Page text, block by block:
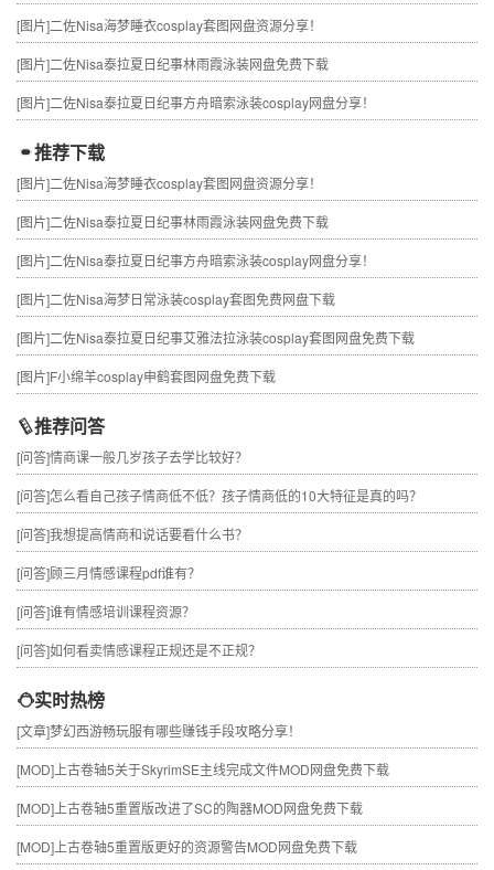
[图片]二佐Nisa海梦睡衣cosplay套图网盘资源分享！
[图片]二佐Nisa泰拉夏日纪事林雨霞泳装网盘免费下载
[图片]二佐Nisa泰拉夏日纪事方舟暗索泳装cosplay网盘分享！
推荐下载
[图片]二佐Nisa海梦睡衣cosplay套图网盘资源分享！
[图片]二佐Nisa泰拉夏日纪事林雨霞泳装网盘免费下载
[图片]二佐Nisa泰拉夏日纪事方舟暗索泳装cosplay网盘分享！
[图片]二佐Nisa海梦日常泳装cosplay套图免费网盘下载
[图片]二佐Nisa泰拉夏日纪事艾雅法拉泳装cosplay套图网盘免费下载
[图片]F小绵羊cosplay申鹤套图网盘免费下载
推荐问答
[问答]情商课一般几岁孩子去学比较好？
[问答]怎么看自己孩子情商低不低？孩子情商低的10大特征是真的吗？
[问答]我想提高情商和说话要看什么书？
[问答]顾三月情感课程pdf谁有？
[问答]谁有情感培训课程资源？
[问答]如何看卖情感课程正规还是不正规？
实时热榜
[文章]梦幻西游畅玩服有哪些赚钱手段攻略分享！
[MOD] 上古卷轴5关于SkyrimSE主线完成文件MOD网盘免费下载
[MOD] 上古卷轴5重置版改进了SC的陶器MOD网盘免费下载
[MOD] 上古卷轴5重置版更好的资源警告MOD网盘免费下载